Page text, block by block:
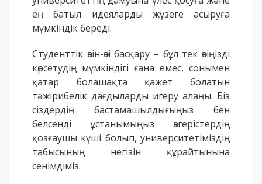
ОҚУ АҚЫСЫН ТӨЛЕУ
ең батыл идеяларды жүзеге асыруға
мүмкіндік береді.
Студенттік өзін-өзі басқару – бұл тек өзіңізді
көрсетудің мүмкіндігі ғана емес, сонымен
қатар болашақта қажет болатын
тәжірибелік дағдыларды игеру алаңы. Біз
сіздердің бастамашылдығыңыз бен
белсенді ұстанымыңыз өзгерістердің
қозғаушы күші болып, университетіміздің
табысының негізін құрайтынына
сенімдіміз.